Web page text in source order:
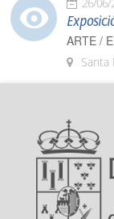
ARTE /
Santa